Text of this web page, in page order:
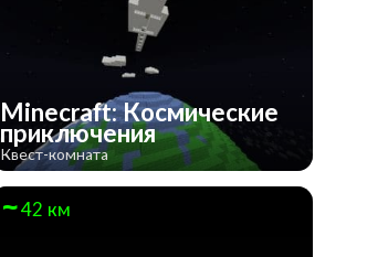
Minecraft: Космические
приключения
Квест-комната
42 км